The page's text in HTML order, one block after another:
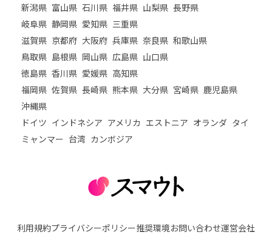
新潟県 富山県 石川県 福井県 山梨県 長野県
岐阜県 静岡県 愛知県 三重県
滋賀県 京都府 大阪府 兵庫県 奈良県 和歌山県
鳥取県 島根県 岡山県 広島県 山口県
徳島県 香川県 愛媛県 高知県
福岡県 佐賀県 長崎県 熊本県 大分県 宮崎県 鹿児島県
沖縄県
ドイツ インドネシア アメリカ エストニア オランダ タイ
ミャンマー 台湾 カンボジア
利用規約プライバシーポリシー推奨環境お問い合わせ運営会社